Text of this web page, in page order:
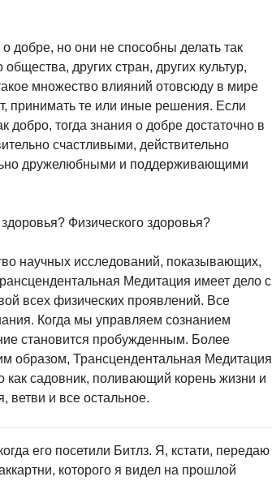
добре, но они не способны делать так
других стран, других культур,
множество влияний отовсюду в мире
принимать те или иные решения. Если
добро, тогда знания о добре достаточно в
счастливыми, действительно
дружелюбными и поддерживающими
Физического здоровья?
научных исследований, показывающих,
Медитация имеет дело с
всех физических проявлений. Все
Когда мы управляем сознанием
становится пробужденным. Более
образом, Трансцендентальная Медитация
как садовник, поливающий корень жизни и
ветви и все остальное.
его посетили Битлз. Я, кстати, передаю
которого я видел на прошлой